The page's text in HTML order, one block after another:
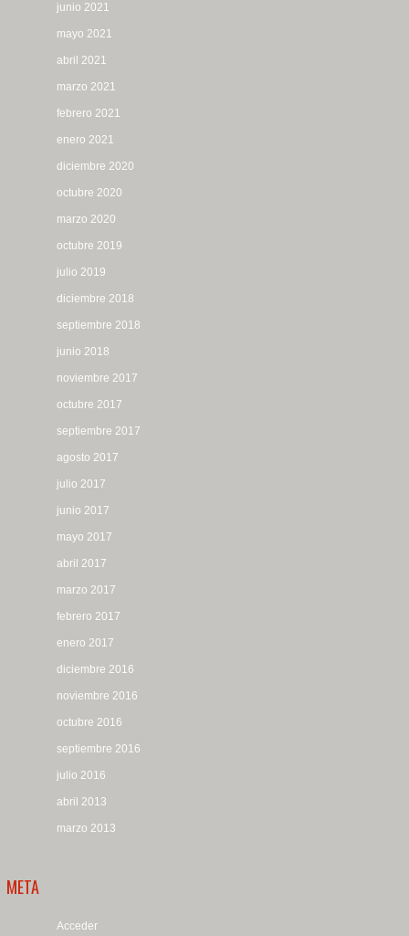
junio 2021
mayo 2021
abril 2021
marzo 2021
febrero 2021
enero 2021
diciembre 2020
octubre 2020
marzo 2020
octubre 2019
julio 2019
diciembre 2018
septiembre 2018
junio 2018
noviembre 2017
octubre 2017
septiembre 2017
agosto 2017
julio 2017
junio 2017
mayo 2017
abril 2017
marzo 2017
febrero 2017
enero 2017
diciembre 2016
noviembre 2016
octubre 2016
septiembre 2016
julio 2016
abril 2013
marzo 2013
META
Acceder